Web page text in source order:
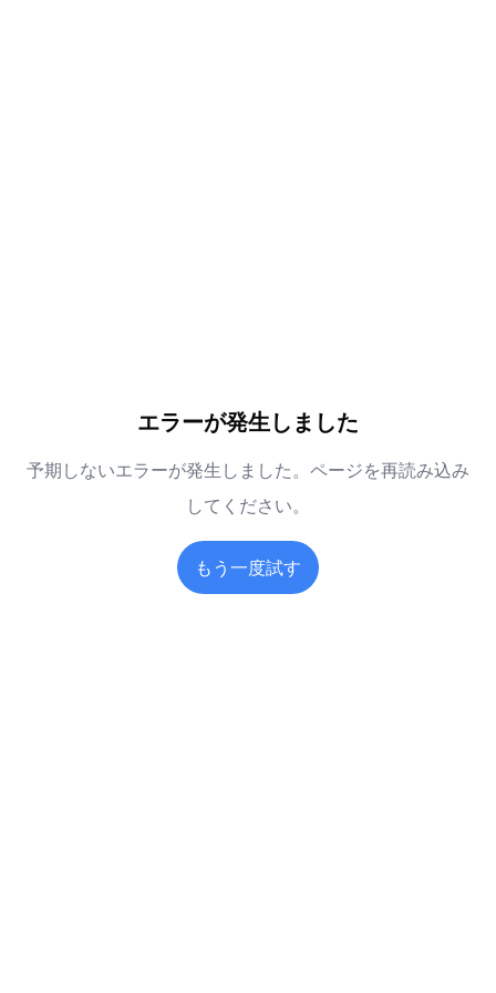
エラーが発生しました
予期しないエラーが発生しました。ページを再読み込み
してください。
もう一度試す